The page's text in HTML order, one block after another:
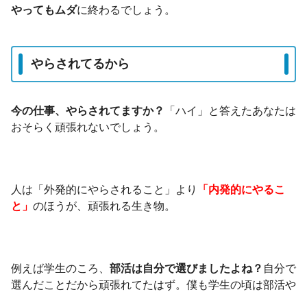
やってもムダに終わるでしょう。
やらされてるから
今の仕事、やらされてますか？
「ハイ」と答えたあなたは
おそらく頑張れないでしょう。
人は「外発的にやらされること」より
「内発的にやるこ
と」 のほうが、頑張れる生き物。
例えば学生のころ、 部活は自分で選びましたよね？ 自分で
選んだことだから頑張れてたはず。僕も学生の頃は部活や